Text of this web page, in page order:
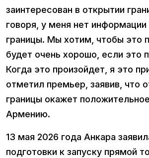
заинтересован в открытии
говоря, у меня нет
границы. Мы хотим, чтобы это
будет очень хорошо, если это
Когда это произойдет, я это
отметил премьер, заявив, что
границы окажет
Армению.
13 мая 2026 года Анкара
подготовки к запуску прямой